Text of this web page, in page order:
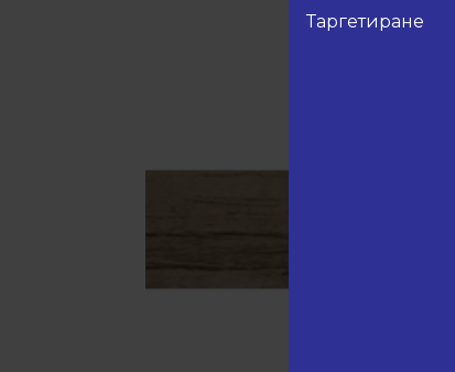
Таргетиране